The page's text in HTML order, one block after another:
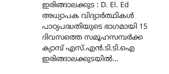
ഇരിങ്ങാലക്കുട : D. El. Ed
അധ്യാപക വിദ്യാർത്ഥികൾ
പാഠ്യപദ്ധതിയുടെ ഭാഗമായി 15
ദിവസത്തെ സമൂഹസമ്പർക്ക
ക്യാമ്പ് എസ്.എൻ.ടി.ടി.ഐ
ഇരിങ്ങാലക്കുടയിൽ…
CAMPUS LATEST